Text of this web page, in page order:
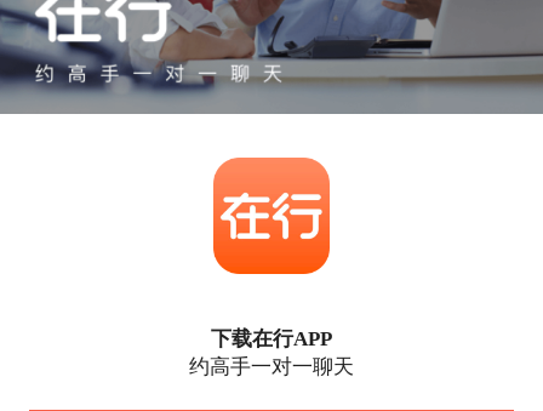
下载在行APP
约高手一对一聊天